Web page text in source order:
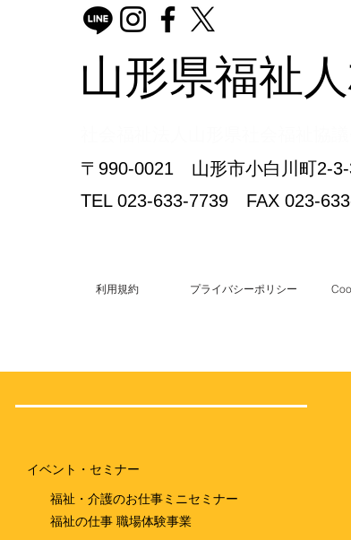
山形県福祉
〒990-0021 山形市小白川町2-
TEL 023-633-7739 FAX 023-
利用規約 プライバシーポリシー
イベント・セミナー
福祉・介護のお仕事ミニセミナー
福祉の仕事 職場体験事業